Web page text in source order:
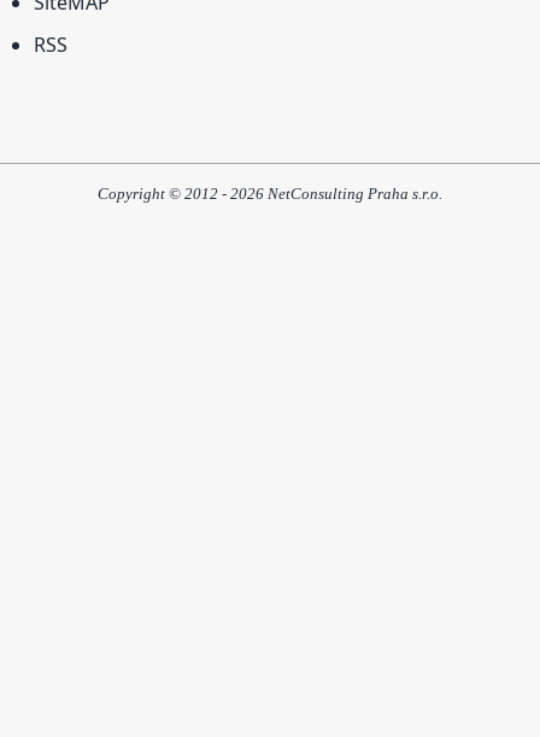
RSS
Copyright © 2012 - 2026 NetConsulting Praha s.r.o.